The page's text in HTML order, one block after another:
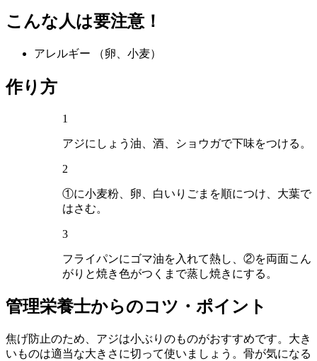
こんな人は要注意！
アレルギー （卵、小麦）
作り方
1
アジにしょう油、酒、ショウガで下味をつける。
2
①に小麦粉、卵、白いりごまを順につけ、大葉で
はさむ。
3
フライパンにゴマ油を入れて熱し、②を両面こん
がりと焼き色がつくまで蒸し焼きにする。
管理栄養士からのコツ・ポイント
焦げ防止のため、アジは小ぶりのものがおすすめです。大き
いものは適当な大きさに切って使いましょう。骨が気になる